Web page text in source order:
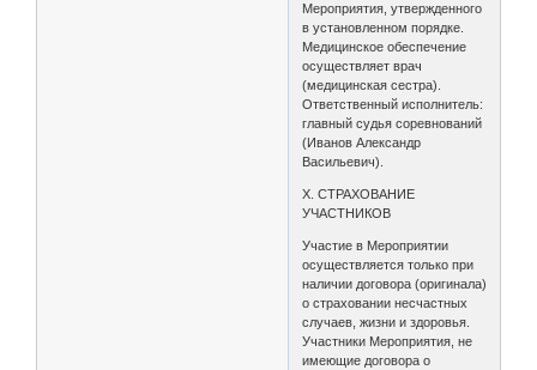
Мероприятия, утвержденного
в установленном порядке.
Медицинское обеспечение
осуществляет врач
(медицинская сестра).
Ответственный исполнитель:
главный судья соревнований
(Иванов Александр
Васильевич).
X. СТРАХОВАНИЕ
УЧАСТНИКОВ
Участие в Мероприятии
осуществляется только при
наличии договора (оригинала)
о страховании несчастных
случаев, жизни и здоровья.
Участники Мероприятия, не
имеющие договора о